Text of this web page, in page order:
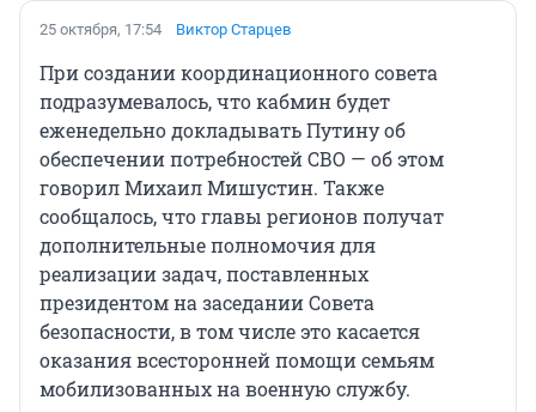
25 октября, 17:54 Виктор Старцев
При создании координационного совета
подразумевалось, что кабмин будет
еженедельно докладывать Путину об
обеспечении потребностей СВО — об этом
говорил Михаил Мишустин. Также
сообщалось, что главы регионов получат
дополнительные полномочия для
реализации задач, поставленных
президентом на заседании Совета
безопасности, в том числе это касается
оказания всесторонней помощи семьям
мобилизованных на военную службу.